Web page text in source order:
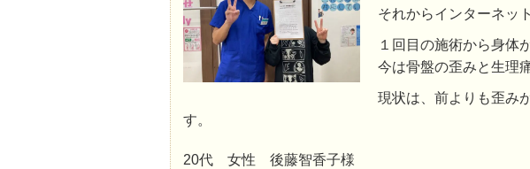
それからインターネッ
１回目の施術から身体
今は骨盤の歪みと生理
現状は、前よりも歪み
す。
20代 女性 後藤智香子様